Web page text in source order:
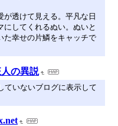
透けて見える。平凡な日
してくれるぬい。ぬいと
た幸せの片鱗をキャッチで
の異説
ていないブログに表示して